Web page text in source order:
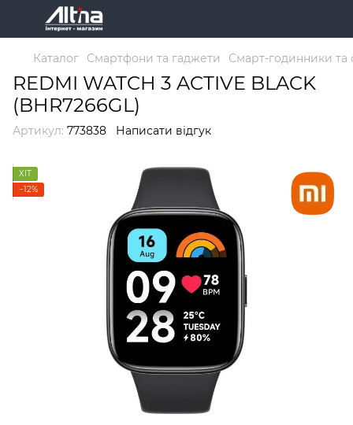
Каталог Смартфони та гаджети Смарт-годинники та
REDMI WATCH 3 ACTIVE BLACK
(BHR7266GL)
Артикул: 773838 Написати відгук
ХІТ
−12%